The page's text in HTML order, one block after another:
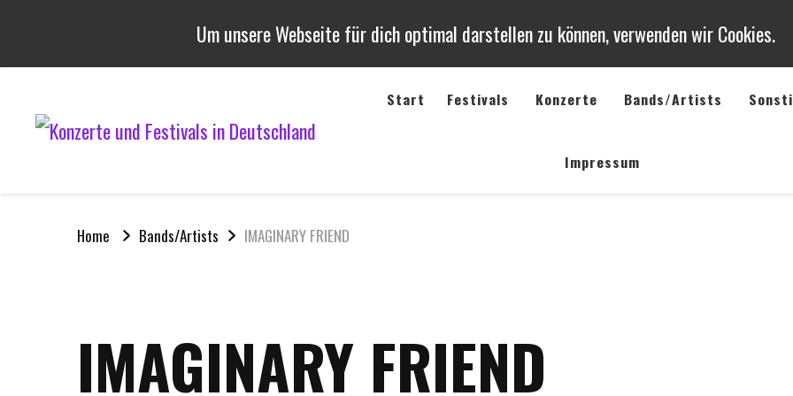
Um unsere Webseite für dich optimal darstellen zu können, verwenden wir Cookies.
Start Festivals Konzerte Bands/Artists
Impressum
Home Bands/Artists IMAGINARY FRIEND
IMAGINARY FRIEND